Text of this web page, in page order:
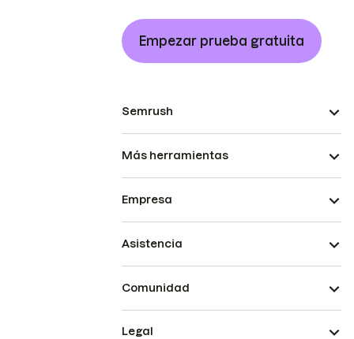
Empezar prueba gratuita
Semrush
Más herramientas
Empresa
Asistencia
Comunidad
Legal